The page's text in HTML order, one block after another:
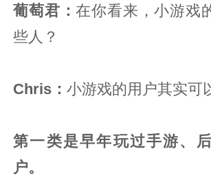
葡萄君 ：在你看来，小游戏
些人？
Chris：小游戏的用户其实可
第一类是早年玩过手游、
户。